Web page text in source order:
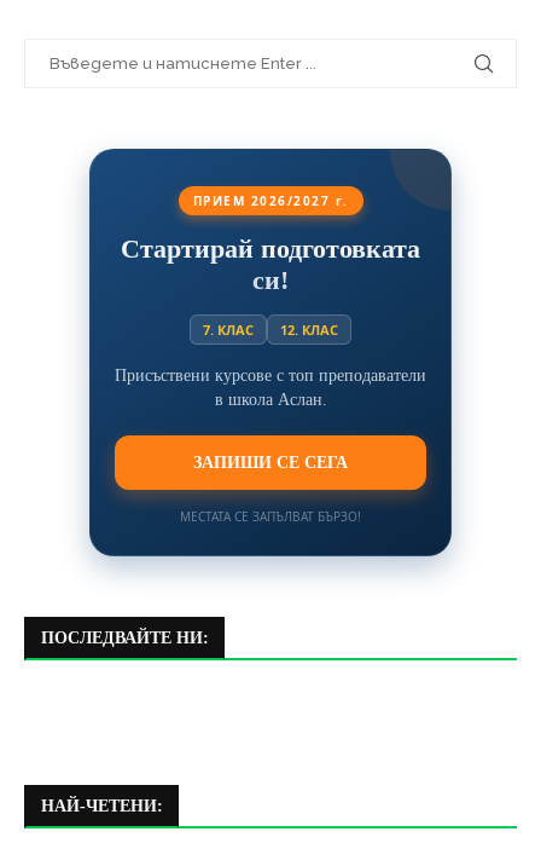
ПРИЕМ 2026/2027 г.
Стартирай подготовката
си!
7. КЛАС 12. КЛАС
Присъствени курсове с топ преподаватели
в школа Аслан.
ЗАПИШИ СЕ СЕГА
МЕСТАТА СЕ ЗАПЪЛВАТ БЪРЗО!
ПОСЛЕДВАЙТЕ НИ:
НАЙ-ЧЕТЕНИ: